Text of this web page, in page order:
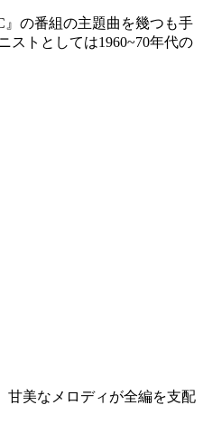
の番組の主題曲を幾つも手
ストとしては1960~70年代の
甘美なメロディが全編を支配